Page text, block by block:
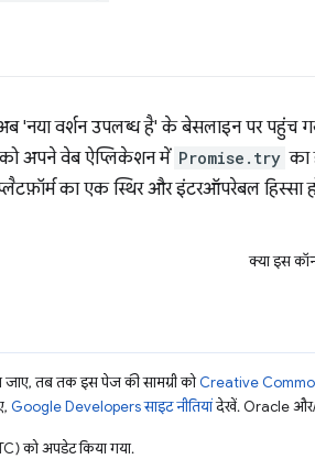
'नया वर्शन उपलब्ध है' के बेसलाइन पर पहुंच
अपने वेब ऐप्लिकेशन में Promise.try का
का एक स्थिर और इंटरऑपरेबल हिस्सा
क्या इस
तब तक इस पेज की सामग्री कोCreative
Google Developers साइट नीतियांदेखें. Oracle और/
को अपडेट किया गया.